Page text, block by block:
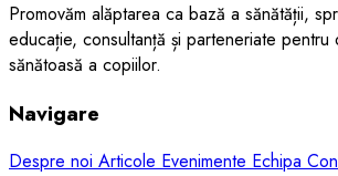
Promovăm alăptarea ca bază a sănătății,
educație, consultanță și parteneriate pentru
sănătoasă a copiilor.
Navigare
Despre noi Articole Evenimente Echipa